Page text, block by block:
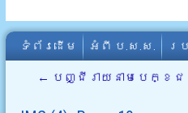
ទំព័រដើម អំពី​ ប.ស.ស. រ
← បញ្ជីរាយនាមបេក្ខ